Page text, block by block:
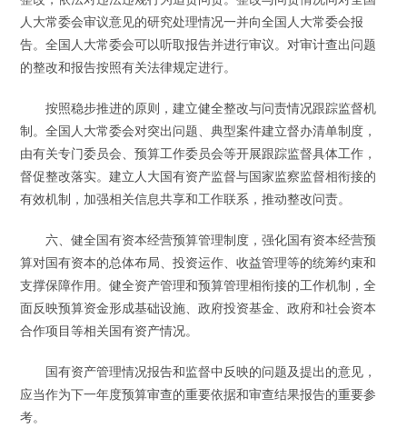
人大常委会审议意见的研究处理情况一并向全国人大常委会报
告。全国人大常委会可以听取报告并进行审议。对审计查出问题
的整改和报告按照有关法律规定进行。
按照稳步推进的原则，建立健全整改与问责情况跟踪监督机
制。全国人大常委会对突出问题、典型案件建立督办清单制度，
由有关专门委员会、预算工作委员会等开展跟踪监督具体工作，
督促整改落实。建立人大国有资产监督与国家监察监督相衔接的
有效机制，加强相关信息共享和工作联系，推动整改问责。
六、健全国有资本经营预算管理制度，强化国有资本经营预
算对国有资本的总体布局、投资运作、收益管理等的统筹约束和
支撑保障作用。健全资产管理和预算管理相衔接的工作机制，全
面反映预算资金形成基础设施、政府投资基金、政府和社会资本
合作项目等相关国有资产情况。
国有资产管理情况报告和监督中反映的问题及提出的意见，
应当作为下一年度预算审查的重要依据和审查结果报告的重要参
考。